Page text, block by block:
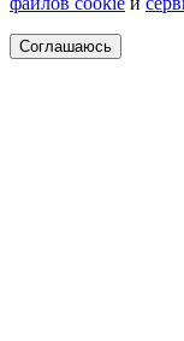
Соглашаюсь